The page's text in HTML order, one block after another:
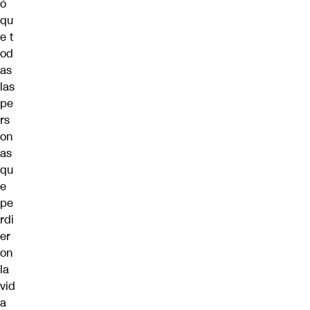
ó
qu
e t
od
as
las
pe
rs
on
as
qu
e
pe
rdi
er
on
la
vid
a